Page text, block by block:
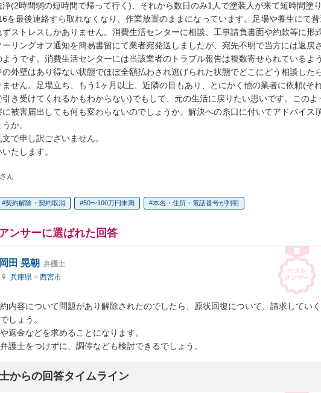
浄(2時間弱の短時間で帰って行く)、それから数日のみ1人で塗装人が来て短時間塗
を最後連絡すら取れなくなり、作業放置のままになっています。足場や養生にて普
ストレスしかありません。消費生活センターに相談、工事請負書面や約款等に形
リングオフ通知を簡易書留にて業者宛発送しましたが、宛先不明で当方には返戻
ようです。消費生活センターには当該業者のトラブル報告は複数寄せられているよ
外壁はあり得ない状態でほぼ全額払わされ逃げられた状態でどこにどう相談した
ません。足場立ち、もう1ヶ月以上、近隣の目もあり、とにかく他の業者に依頼(そ
き受けてくれるかもわからない)でもして、元の生活に戻りたい思いです。このよ
に被害届出しても何も変わらないのでしょうか。解決への糸口に付いてアドバイス
か。
で申し訳ございません。
たします。
ん
契約解除・契約取消 50〜100万円未満 本名・住所・電話番号が判明
ンサーに選ばれた回答
岡田 晃朝 弁護士
兵庫県 > 西宮市
内容について問題があり解除されたのでしたら、原状回復について、請求していく
しょう。
返金などを求めることになります。
護士をつけずに、調停なども検討できるでしょう。
からの回答タイムライン